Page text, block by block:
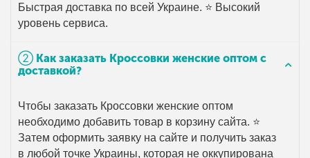
Быстрая доставка по всей Украине. ⭐ Высокий
уровень сервиса.
➁ Как заказать Кроссовки женские оптом с
доставкой?
Чтобы заказать Кроссовки женские оптом
необходимо добавить товар в корзину сайта. ⭐
Затем оформить заявку на сайте и получить заказ
в любой точке Украины, которая не оккупирована